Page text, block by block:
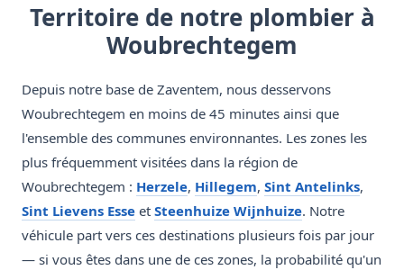
Territoire de notre plombier à
Woubrechtegem
Depuis notre base de Zaventem, nous desservons
Woubrechtegem en moins de 45 minutes ainsi que
l'ensemble des communes environnantes. Les zones les
plus fréquemment visitées dans la région de
Woubrechtegem : Herzele, Hillegem, Sint Antelinks,
Sint Lievens Esse et Steenhuize Wijnhuize. Notre
véhicule part vers ces destinations plusieurs fois par jour
— si vous êtes dans une de ces zones, la probabilité qu'un